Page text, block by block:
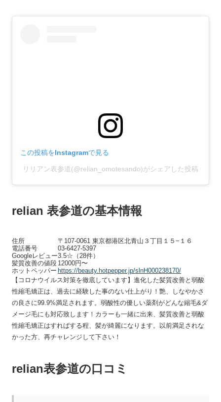
この投稿をInstagramで見る
リリアン表参道(@relian_omotesando)がシェアした投稿
relian 表参道の基本情報
住所
〒107-0061 東京都港区北青山３丁目１５−１６
電話番号
03-6427-5397
Googleレビュー3.5☆（28件）
髪質改善の値段 12000円〜
ホットペッパー https://beauty.hotpepper.jp/slnH000238170/
【コロナウイルス対策を徹底しています】進化した髪質改善と弱酸
性縮毛矯正は、過去に経験した事のない仕上がり！艶、しなやかさ
の良さに99.9%満足されます。弱酸性の優しい薬剤がどんな縮毛&ダ
メージ毛にも対応致します！カラーも一緒に出来、髪質改善と弱酸
性縮毛矯正はすればする程、髪が綺麗になります。以前満足されな
かった方、再チャレンジして下さい！
relian表参道の口コミ